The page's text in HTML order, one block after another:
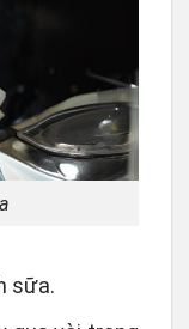
sữa.